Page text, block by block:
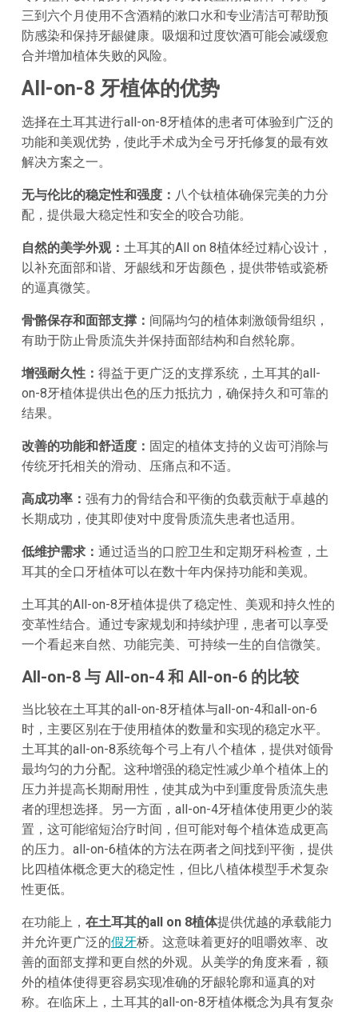
三到六个月使用不含酒精的漱口水和专业清洁可帮助预
防感染和保持牙龈健康。吸烟和过度饮酒可能会减缓愈
合并增加植体失败的风险。
All-on-8 牙植体的优势
选择在土耳其进行all-on-8牙植体的患者可体验到广泛的
功能和美观优势，使此手术成为全弓牙托修复的最有效
解决方案之一。
无与伦比的稳定性和强度： 八个钛植体确保完美的力分
配，提供最大稳定性和安全的咬合功能。
自然的美学外观： 土耳其的All on 8植体经过精心设计，
以补充面部和谐、牙龈线和牙齿颜色，提供带锆或瓷桥
的逼真微笑。
骨骼保存和面部支撑： 间隔均匀的植体刺激颌骨组织，
有助于防止骨质流失并保持面部结构和自然轮廓。
增强耐久性： 得益于更广泛的支撑系统，土耳其的all-
on-8牙植体提供出色的压力抵抗力，确保持久和可靠的
结果。
改善的功能和舒适度： 固定的植体支持的义齿可消除与
传统牙托相关的滑动、压痛点和不适。
高成功率： 强有力的骨结合和平衡的负载贡献于卓越的
长期成功，使其即使对中度骨质流失患者也适用。
低维护需求： 通过适当的口腔卫生和定期牙科检查，土
耳其的全口牙植体可以在数十年内保持功能和美观。
土耳其的All-on-8牙植体提供了稳定性、美观和持久性的
变革性结合。通过专家规划和持续护理，患者可以享受
一个看起来自然、功能完美、可持续一生的自信微笑。
All-on-8 与 All-on-4 和 All-on-6 的比较
当比较在土耳其的all-on-8牙植体与all-on-4和all-on-6
时，主要区别在于使用植体的数量和实现的稳定水平。
土耳其的all-on-8系统每个弓上有八个植体，提供对颌骨
最均匀的力分配。这种增强的稳定性减少单个植体上的
压力并提高长期耐用性，使其成为中到重度骨质流失患
者的理想选择。另一方面，all-on-4牙植体使用更少的装
置，这可能缩短治疗时间，但可能对每个植体造成更高
的压力。all-on-6植体的方法在两者之间找到平衡，提供
比四植体概念更大的稳定性，但比八植体模型手术复杂
性更低。
在功能上， 在土耳其的all on 8植体提供优越的承载能力
并允许更广泛的假牙桥。这意味着更好的咀嚼效率、改
善的面部支撑和更自然的外观。从美学的角度来看，额
外的植体使得更容易实现准确的牙龈轮廓和逼真的对
称。在临床上，土耳其的all-on-8牙植体概念为具有复杂